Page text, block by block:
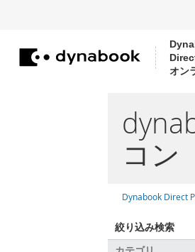
オン
コ
コン
Dynabook Direct
絞り込み検索